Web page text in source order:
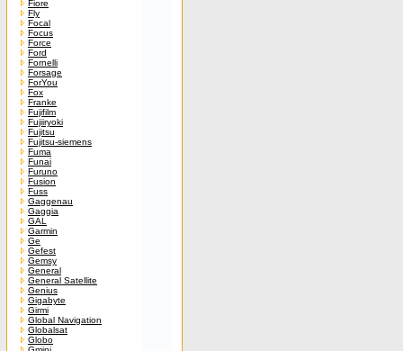
Fiore
Fly
Focal
Focus
Force
Ford
Fornelli
Forsage
ForYou
Fox
Franke
Fujifilm
Fujiiryoki
Fujitsu
Fujitsu-siemens
Fuma
Funai
Furuno
Fusion
Fuss
Gaggenau
Gaggia
GAL
Garmin
Ge
Gefest
Gemsy
General
General Satellite
Genius
Gigabyte
Girmi
Global Navigation
Globalsat
Globo